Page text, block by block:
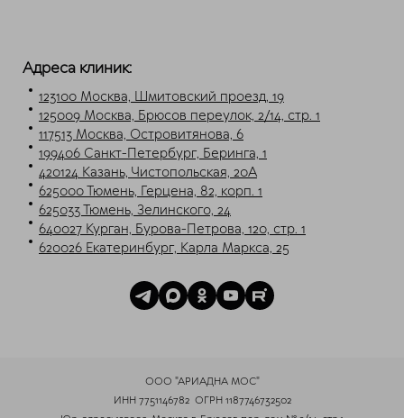
Адреса клиник:
123100 Москва, Шмитовский проезд, 19
125009 Москва, Брюсов переулок, 2/14, стр. 1
117513 Москва, Островитянова, 6
199406 Санкт-Петербург, Беринга, 1
420124 Казань, Чистопольская, 20А
625000 Тюмень, Герцена, 82, корп. 1
625033 Тюмень, Зелинского, 24
640027 Курган, Бурова-Петрова, 120, стр. 1
620026 Екатеринбург, Карла Маркса, 25
ООО "АРИАДНА МОС"
ИНН 7751146782 ОГРН 1187746732502